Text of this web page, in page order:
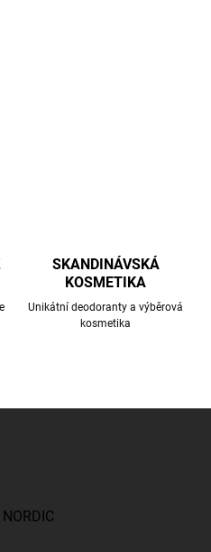
SKANDINÁVSKÁ
KOSMETIKA
Unikátní deodoranty a výběrová
kosmetika